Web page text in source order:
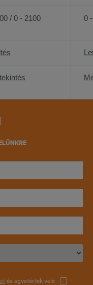
/ 0 - 2100 0
és egyetértek vele